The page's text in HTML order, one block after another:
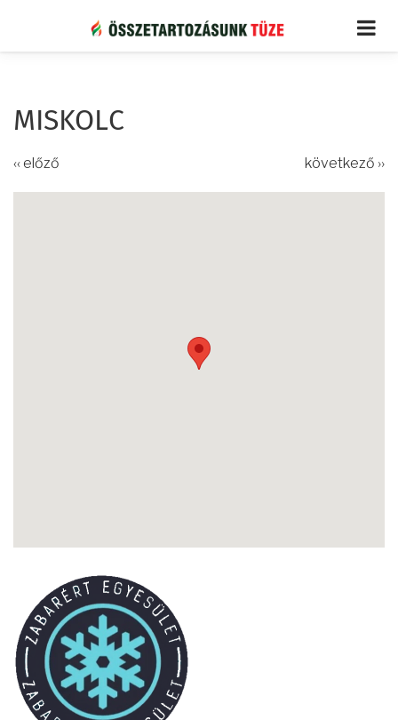
tartalomra
MISKOLC
‹‹ előző következő ››